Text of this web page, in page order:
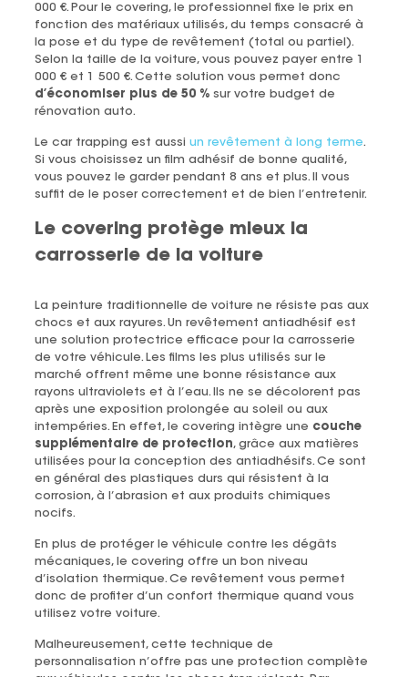
000 €. Pour le covering, le professionnel fixe le prix en
fonction des matériaux utilisés, du temps consacré à
la pose et du type de revêtement (total ou partiel).
Selon la taille de la voiture, vous pouvez payer entre 1
000 € et 1 500 €. Cette solution vous permet donc
d’économiser plus de 50 %sur votre budget de
rénovation auto.
Le car trapping est aussi un revêtement à long terme.
Si vous choisissez un film adhésif de bonne qualité,
vous pouvez le garder pendant 8 ans et plus. Il vous
suffit de le poser correctement et de bien l’entretenir.
Le covering protège mieux la
carrosserie de la voiture
La peinture traditionnelle de voiture ne résiste pas aux
chocs et aux rayures. Un revêtement antiadhésif est
une solution protectrice efficace pour la carrosserie
de votre véhicule. Les films les plus utilisés sur le
marché offrent même une bonne résistance aux
rayons ultraviolets et à l’eau. Ils ne se décolorent pas
après une exposition prolongée au soleil ou aux
intempéries. En effet, le covering intègre une couche
supplémentaire de protection, grâce aux matières
utilisées pour la conception des antiadhésifs. Ce sont
en général des plastiques durs qui résistent à la
corrosion, à l’abrasion et aux produits chimiques
nocifs.
En plus de protéger le véhicule contre les dégâts
mécaniques, le covering offre un bon niveau
d’isolation thermique. Ce revêtement vous permet
donc de profiter d’un confort thermique quand vous
utilisez votre voiture.
Malheureusement, cette technique de
personnalisation n’offre pas une protection complète